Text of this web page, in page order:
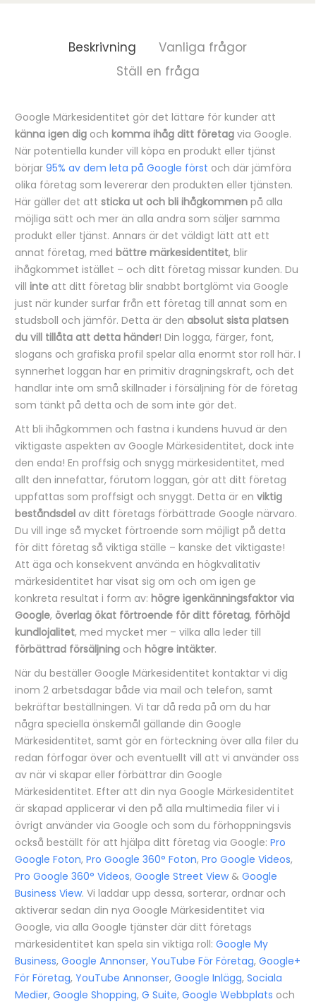
Beskrivning
Vanliga frågor
Ställ en fråga
B
e
s
k
r
i
v
n
i
n
g
Google Märkesidentitet gör det lättare för kunder att
känna igen dig och komma ihåg ditt företag via Google.
När potentiella kunder vill köpa en produkt eller tjänst
börjar 95% av dem leta på Google först och där jämföra
olika företag som levererar den produkten eller tjänsten.
Här gäller det att sticka ut och bli ihågkommen på alla
möjliga sätt och mer än alla andra som säljer samma
produkt eller tjänst. Annars är det väldigt lätt att ett
annat företag, med bättre märkesidentitet, blir
ihågkommet istället – och ditt företag missar kunden. Du
vill inte att ditt företag blir snabbt bortglömt via Google
just när kunder surfar från ett företag till annat som en
studsboll och jämför. Detta är den absolut sista platsen
du vill tillåta att detta händer! Din logga, färger, font,
slogans och grafiska profil spelar alla enormt stor roll här. I
synnerhet loggan har en primitiv dragningskraft, och det
handlar inte om små skillnader i försäljning för de företag
som tänkt på detta och de som inte gör det.
Att bli ihågkommen och fastna i kundens huvud är den
viktigaste aspekten av Google Märkesidentitet, dock inte
den enda! En proffsig och snygg märkesidentitet, med
allt den innefattar, förutom loggan, gör att ditt företag
uppfattas som proffsigt och snyggt. Detta är en viktig
beståndsdel av ditt företags förbättrade Google närvaro.
Du vill inge så mycket förtroende som möjligt på detta
för ditt företag så viktiga ställe – kanske det viktigaste!
Att äga och konsekvent använda en högkvalitativ
märkesidentitet har visat sig om och om igen ge
konkreta resultat i form av: högre igenkänningsfaktor via
Google, överlag ökat förtroende för ditt företag, förhöjd
kundlojalitet, med mycket mer – vilka alla leder till
förbättrad försäljning och högre intäkter.
När du beställer Google Märkesidentitet kontaktar vi dig
inom 2 arbetsdagar både via mail och telefon, samt
bekräftar beställningen. Vi tar då reda på om du har
några speciella önskemål gällande din Google
Märkesidentitet, samt gör en förteckning över alla filer du
redan förfogar över och eventuellt vill att vi använder oss
av när vi skapar eller förbättrar din Google
Märkesidentitet. Efter att din nya Google Märkesidentitet
är skapad applicerar vi den på alla multimedia filer vi i
övrigt använder via Google och som du förhoppningsvis
också beställt för att hjälpa ditt företag via Google: Pro
Google Foton, Pro Google 360° Foton, Pro Google Videos,
Pro Google 360° Videos, Google Street View& Google
Business View. Vi laddar upp dessa, sorterar, ordnar och
aktiverar sedan din nya Google Märkesidentitet via
Google, via alla Google tjänster där ditt företags
märkesidentitet kan spela sin viktiga roll: Google My
Business, Google Annonser, YouTube För Företag, Google+
För Företag, YouTube Annonser, Google Inlägg, Sociala
Medier, Google Shopping, G Suite, Google Webbplats och